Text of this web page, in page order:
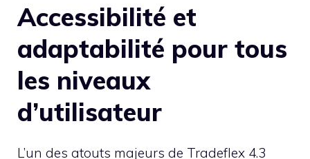
Accessibilité et
adaptabilité pour tous
les niveaux
d’utilisateur
L’un des atouts majeurs de Tradeflex 4.3